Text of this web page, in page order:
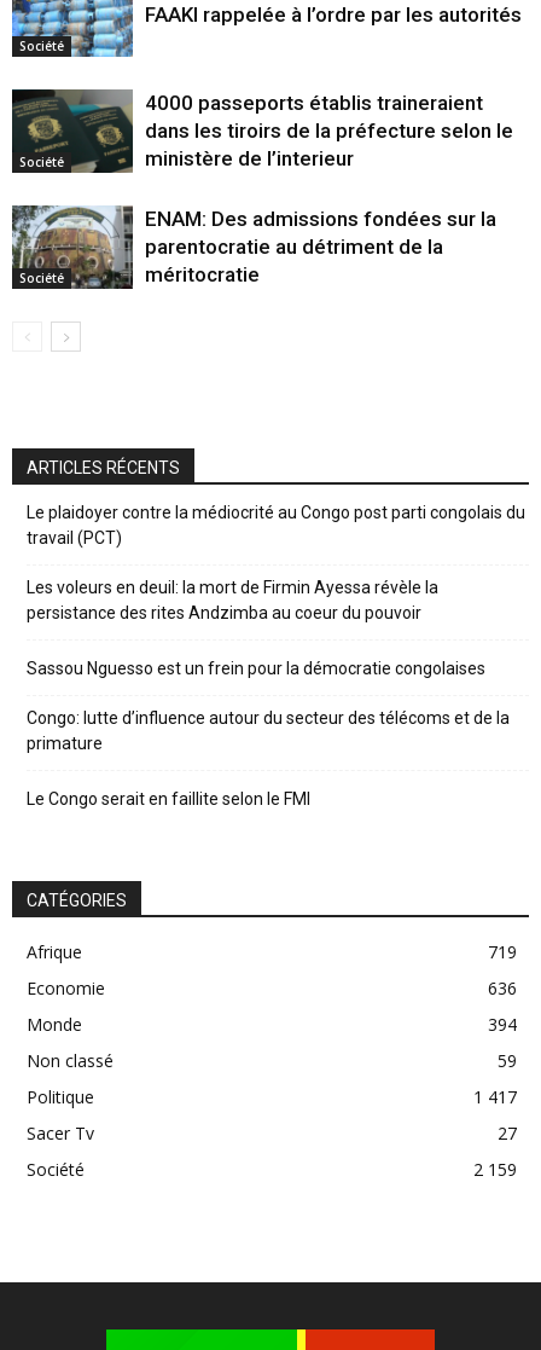
Société
FAAKI rappelée à l’ordre par les autorités
Société
4000 passeports établis traineraient
dans les tiroirs de la préfecture selon le
ministère de l’interieur
Société
ENAM: Des admissions fondées sur la
parentocratie au détriment de la
méritocratie
ARTICLES RÉCENTS
Le plaidoyer contre la médiocrité au Congo post parti congolais du
travail (PCT)
Les voleurs en deuil: la mort de Firmin Ayessa révèle la
persistance des rites Andzimba au coeur du pouvoir
Sassou Nguesso est un frein pour la démocratie congolaises
Congo: lutte d’influence autour du secteur des télécoms et de la
primature
Le Congo serait en faillite selon le FMI
CATÉGORIES
Afrique
719
Economie
636
Monde
394
Non classé
59
Politique
1 417
Sacer Tv
27
Société
2 159